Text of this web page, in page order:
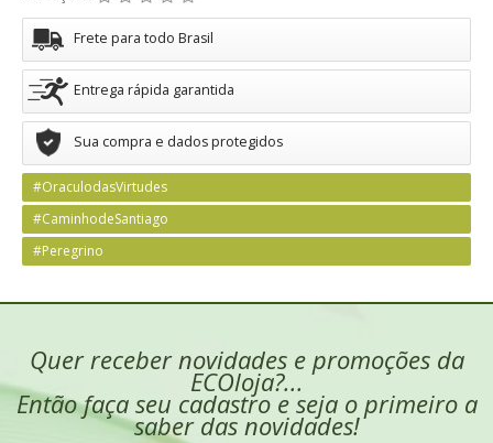
Frete para todo Brasil
Entrega rápida garantida
Sua compra e dados protegidos
#OraculodasVirtudes
#CaminhodeSantiago
#Peregrino
Quer receber novidades e promoções da
ECOloja?...
Então faça seu cadastro e seja o primeiro a
saber das novidades!